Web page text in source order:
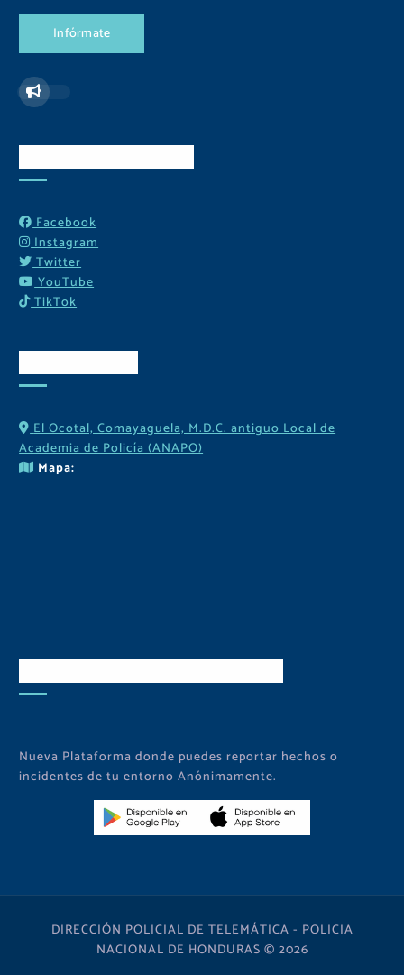
Infórmate
Facebook
Instagram
Twitter
YouTube
TikTok
El Ocotal, Comayaguela, M.D.C. antiguo Local de
Academia de Policía (ANAPO)
Mapa:
Nueva Plataforma donde puedes reportar hechos o
incidentes de tu entorno Anónimamente.
DIRECCIÓN POLICIAL DE TELEMÁTICA - POLICIA
NACIONAL DE HONDURAS © 2026